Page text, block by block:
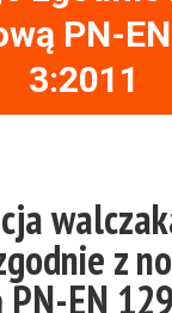
PN-
3:2011
Jesteś tutaj:
z
EN